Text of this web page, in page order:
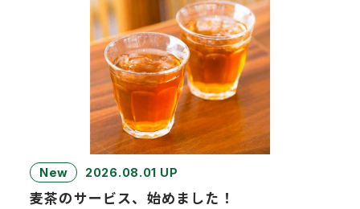
New 2026.08.01 UP
麦茶のサービス、始めました！